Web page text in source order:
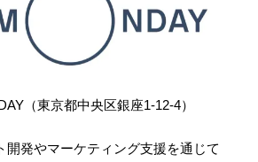
（東京都中央区銀座1-12-4）
開発やマーケティング支援を通じて